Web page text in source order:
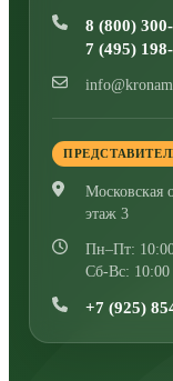
8 (800)
7 (495)
Московская
этаж 3
Пн–Пт:
Сб-Вс: 10:00
+7 (925)